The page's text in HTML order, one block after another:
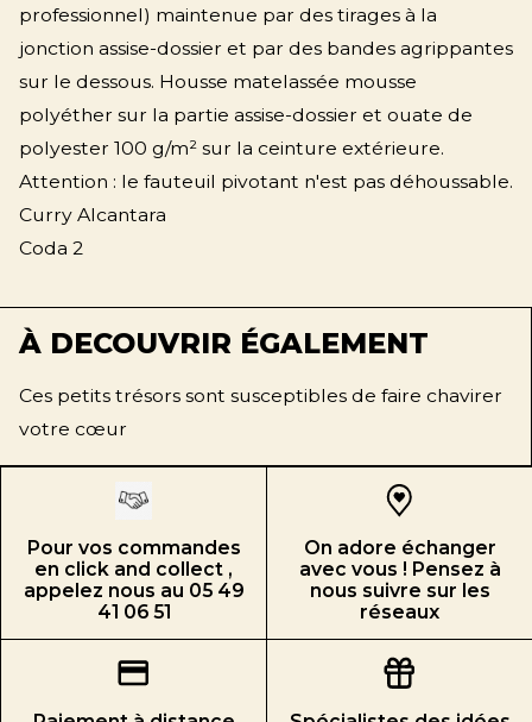
professionnel) maintenue par des tirages à la
jonction assise-dossier et par des bandes agrippantes
sur le dessous. Housse matelassée mousse
polyéther sur la partie assise-dossier et ouate de
polyester 100 g/m² sur la ceinture extérieure.
Attention : le fauteuil pivotant n'est pas déhoussable.
Curry Alcantara
Coda 2
À DECOUVRIR ÉGALEMENT
Ces petits trésors sont susceptibles de faire chavirer
votre cœur
Pour vos commandes
en click and collect ,
appelez nous au 05 49
41 06 51
On adore échanger
avec vous ! Pensez à
nous suivre sur les
réseaux